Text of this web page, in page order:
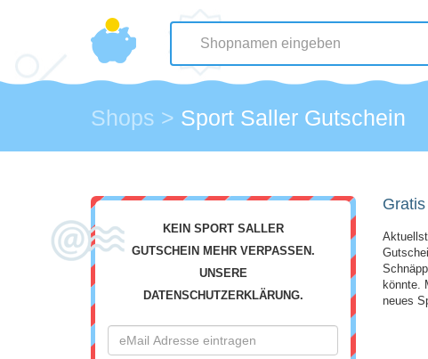
Shops > Sport Saller Gutschein
KEIN SPORT SALLER
GUTSCHEIN MEHR VERPASSEN.
UNSERE
DATENSCHUTZERKLÄRUNG.
könnte.
neues